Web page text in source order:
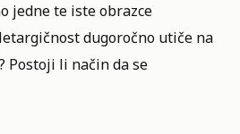
jedne te iste obrazce
dugoročno utiče na
? Postoji li način da se